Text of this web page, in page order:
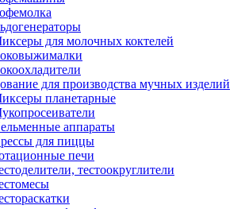
для молочных коктелей
для производства мучных изделий
планетарные
аппараты
для пиццы
печи
тестоокруглители